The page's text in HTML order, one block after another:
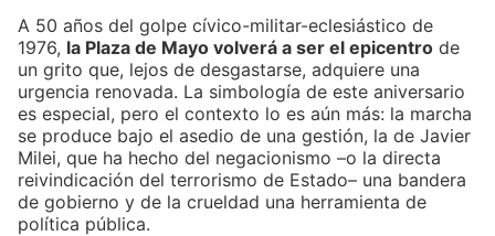
A 50 años del golpe cívico-militar-eclesiástico de
1976, la Plaza de Mayo volverá a ser el epicentro de
un grito que, lejos de desgastarse, adquiere una
urgencia renovada. La simbología de este aniversario
es especial, pero el contexto lo es aún más: la marcha
se produce bajo el asedio de una gestión, la de Javier
Milei, que ha hecho del negacionismo –o la directa
reivindicación del terrorismo de Estado– una bandera
de gobierno y de la crueldad una herramienta de
política pública.